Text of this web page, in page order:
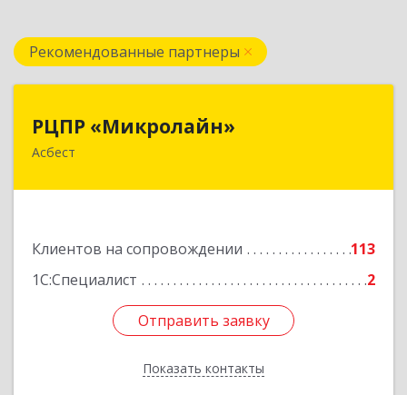
Рекомендованные партнеры
РЦПР «Микролайн»
Асбест
Клиентов на сопровождении
113
1С:Специалист
2
Отправить заявку
Показать контакты
РЦПР «Микролайн»
624272, Свердловская обл, Асбест г, имени В.И.
Отправить заявку
Назад